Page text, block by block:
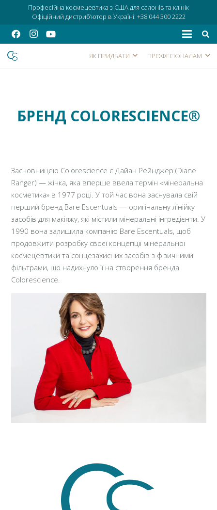
ЯК ПРИДБАТИ ПРОФЕСІОНАЛАМ
Професійна космецевтика з США для салонів та клінік
Офіційний дистриб’ютор в Україні: +38 044 300 2222
БРЕНД COLORESCIENCE®
Засновницею Colorescience є Дайан Рейнджер (Diane
Ranger) — жінка, яка вперше ввела термін «мінеральна
косметика» в 1977 році. У той час вона заснувала свій
перший бренд Bare Escentuals — оригінальну лінійку
засобів для макіяжу, які містили мінеральні інгредієнти. У
1990 вона залишила компанію Bare Escentuals, щоб
продовжити розробку своєї концепції мінеральної
космецевтики та сонцезахисних засобів з фізичними
фільтрами, що надихнуло її на створення бренда
Colorescience.